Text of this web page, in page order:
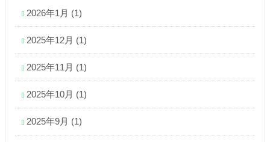
2026年1月 (1)
2025年12月 (1)
2025年11月 (1)
2025年10月 (1)
2025年9月 (1)